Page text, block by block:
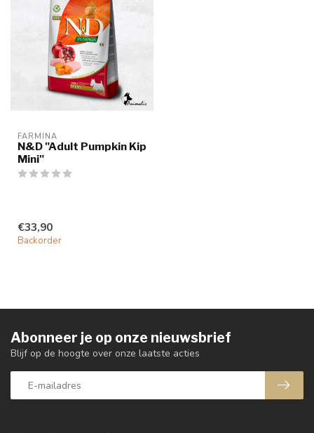
FARMINA
N&D "Adult Pumpkin Kip
Mini"
€33,90
Backorder
Abonneer je op onze nieuwsbrief
Blijf op de hoogte over onze laatste acties